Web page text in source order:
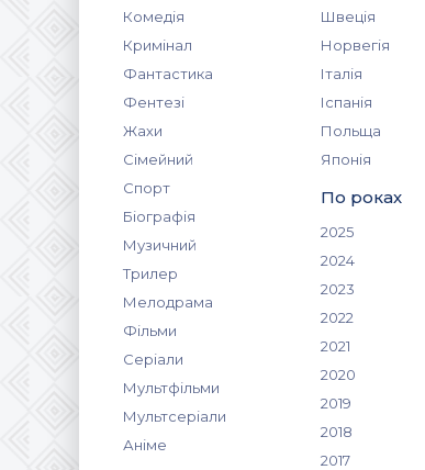
Комедія
Кримінал
Фантастика
Фентезі
Жахи
Сімейний
Спорт
Біографія
Музичний
Трилер
Мелодрама
Фільми
Серіали
Мультфільми
Мультсеріали
Аніме
Швеція
Норвегія
Італія
Іспанія
Польща
Японія
По роках
2025
2024
2023
2022
2021
2020
2019
2018
2017